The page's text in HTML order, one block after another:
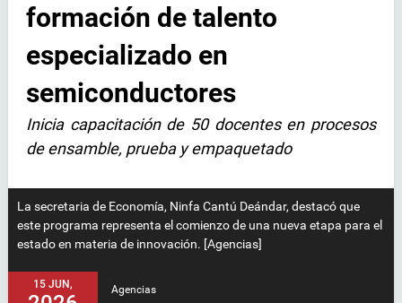
formación de talento
especializado en
semiconductores
Inicia capacitación de 50 docentes en procesos
de ensamble, prueba y empaquetado
La secretaria de Economía, Ninfa Cantú Deándar, destacó que
este programa representa el comienzo de una nueva etapa para el
estado en materia de innovación. [Agencias]
15 JUN, Agencias